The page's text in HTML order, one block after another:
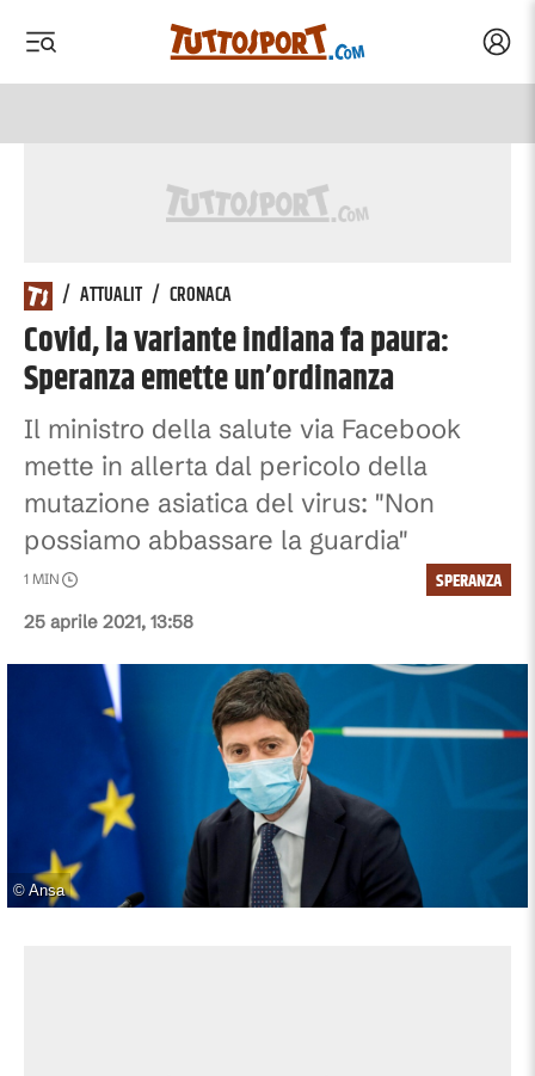
/ ATTUALIT/ CRONACA
Covid, la variante indiana fa paura:
Speranza emette un’ordinanza
Il ministro della salute via Facebook
mette in allerta dal pericolo della
mutazione asiatica del virus: "Non
possiamo abbassare la guardia"
25 aprile 2021, 13:58
1 MIN SPERANZA
©Ansa